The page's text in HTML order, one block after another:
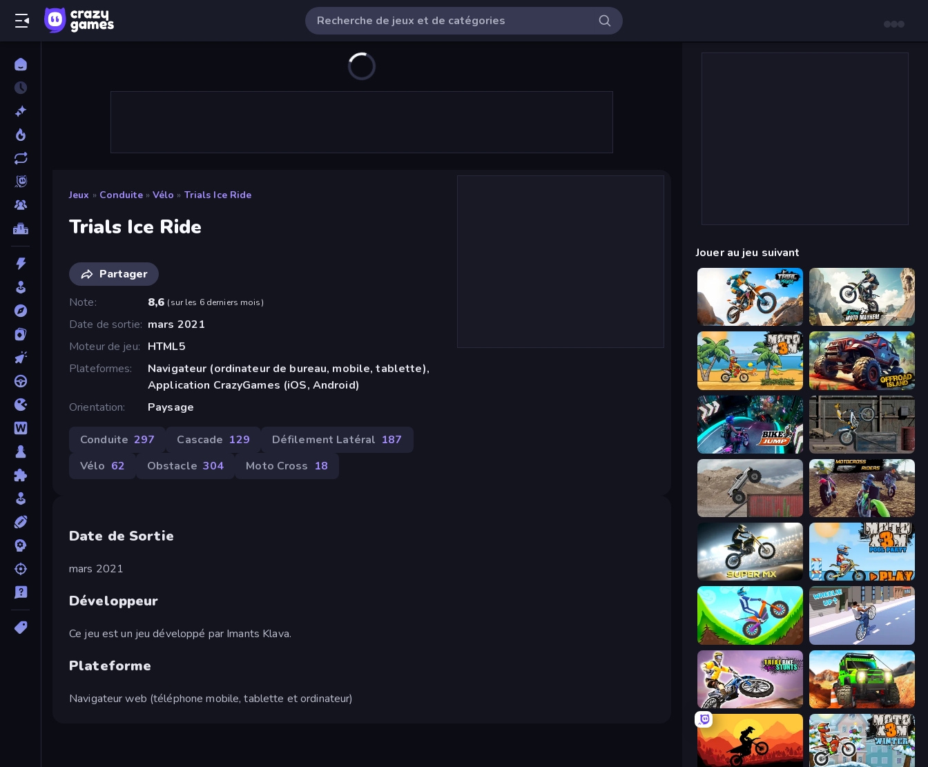
Jeux » Conduite » Vélo » Trials Ice Ride
Trials Ice Ride
Partager
Note
8,6 (sur les 6 derniers mois)
Date de sortie mars 2021
Moteur de jeu
HTML5
Plateformes
Navigateur (ordinateur de bureau, mobile, tablette),
Application CrazyGames (iOS, Android)
Orientation
Paysage
Conduite 297 Cascade 129 Défilement Latéral 187
Vélo 62 Obstacle 304 Moto Cross 18
Date de Sortie
mars 2021
Développeur
Ce jeu est un jeu développé par Imants Klava.
Plateforme
Navigateur web (téléphone mobile, tablette et ordinateur)
Jouer au jeu suivant
Trial Mania Xtreme Moto Mayhem
Moto X3M Offroad Island
Bike Jump Trials Ride
Hard Wheels MotoCross Riders
Super MX - Last Season Moto X3M 5: Pool Party
Hill Climb on Moto Bike Wheelie Up
Trial Bike Epic Stunts Offroad Life 3D